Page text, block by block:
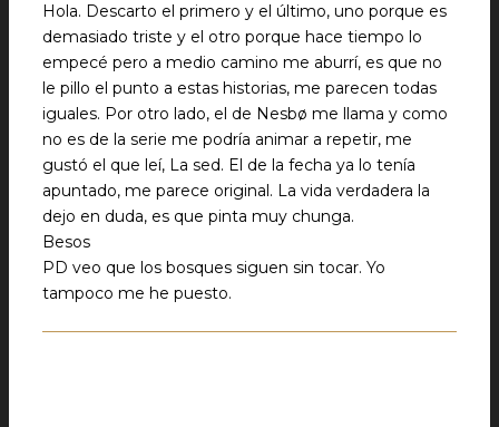
Hola. Descarto el primero y el último, uno porque es
demasiado triste y el otro porque hace tiempo lo
empecé pero a medio camino me aburrí, es que no
le pillo el punto a estas historias, me parecen todas
iguales. Por otro lado, el de Nesbø me llama y como
no es de la serie me podría animar a repetir, me
gustó el que leí, La sed. El de la fecha ya lo tenía
apuntado, me parece original. La vida verdadera la
dejo en duda, es que pinta muy chunga.
Besos
PD veo que los bosques siguen sin tocar. Yo
tampoco me he puesto.